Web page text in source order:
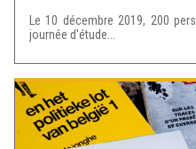
Le 10 décembre 2019, 200
journée d'étude...